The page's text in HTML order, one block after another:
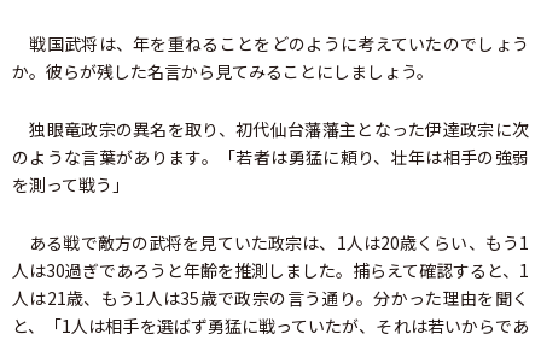
戦国武将は、年を重ねることをどのように考えていたのでしょう
か。彼らが残した名言から見てみることにしましょう。
独眼竜政宗の異名を取り、初代仙台藩藩主となった伊達政宗に次
のような言葉があります。「若者は勇猛に頼り、壮年は相手の強弱
を測って戦う」
ある戦で敵方の武将を見ていた政宗は、1人は20歳くらい、もう1
人は30過ぎであろうと年齢を推測しました。捕らえて確認すると、1
人は21歳、もう1人は35歳で政宗の言う通り。分かった理由を聞く
と、「1人は相手を選ばず勇猛に戦っていたが、それは若いからであ